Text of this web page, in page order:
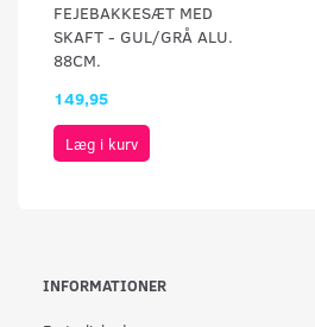
FEJEBAKKESÆT MED
SKAFT - GUL/GRÅ ALU.
88CM.
149,95
Læg i kurv
INFORMATIONER